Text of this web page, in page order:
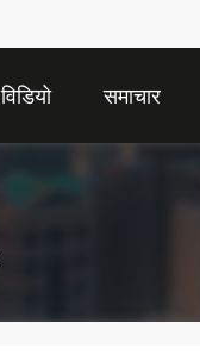
विडियो समाचार